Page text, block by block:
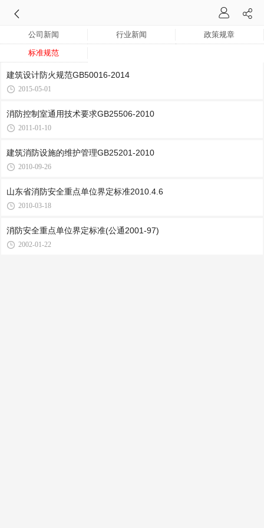
公司新闻 行业新闻 政策规章
标准规范
建筑设计防火规范GB50016-2014
2015-05-01
消防控制室通用技术要求GB25506-2010
2011-01-10
建筑消防设施的维护管理GB25201-2010
2010-09-26
山东省消防安全重点单位界定标准2010.4.6
2010-03-18
消防安全重点单位界定标准(公通2001-97)
2002-01-22